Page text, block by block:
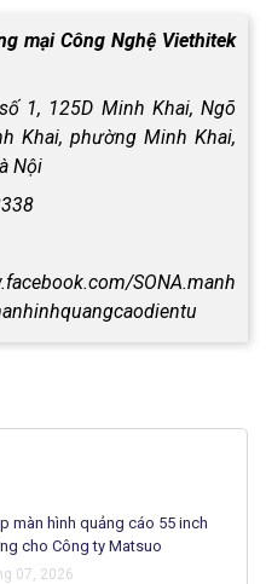
mại Công Nghệ Viethitek
1, 125D Minh Khai, Ngõ
Khai, phường Minh Khai,
Nội
SONA.manh
màn hình quảng cáo 55 inch
cho Công ty Matsuo
07, 2026